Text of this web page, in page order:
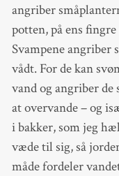
angriber
potten, på ens
Svampene angriber
vådt. For de kan
vand og angriber de
at overvande – og
i bakker, som jeg
væde til sig, så
måde fordeler